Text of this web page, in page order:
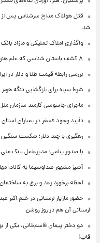
قتل هولناک مداح سرشناس پس از
شد
واگذاری املاک تملیکی و مازاد
۸ کشف باستان شناسی که علم هنوز توضیحی برای آنها ندارد+ تصاویر
بررسی رابطه قیمت طلا و دلار در
شرط سپاه برای بازگشایی تنگه هرمز
ماجرای جاسوسی کارمند سازمان
تأیید وجود فسفر در بمباران
رهگیری با چند دلار؛ شکست
با صدور پیامی؛ مدیرعامل بانک ملی
آشپز مشهور صداوسیما به کانادا
لحظه برخورد رعد و برق به
حضور مازیار لرستانی در ختم اکبر
لرستانی آن هم در روز روشن
دو دختر پیمان قاسم‌خانی، یکی از
قاب!